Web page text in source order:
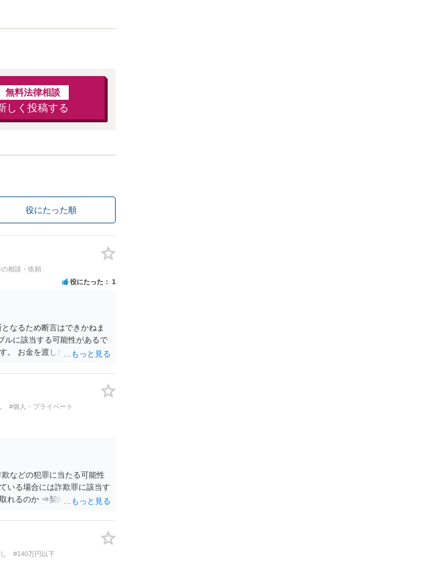
無料法律相談
しく投稿する
役にたった順
相談・依頼
役にたった 1
なるため断言はできかねま
ルに該当する可能性があるで
。 お金を渡した方法が現金
します。
#個人・プライベート
などの犯罪に当たる可能性
いる場合には詐欺罪に該当す
れるのか ⇒契約に基づく履
るため、相手方に請求できな
のか ⇒訴訟等の裁判上の手
#140万円以下